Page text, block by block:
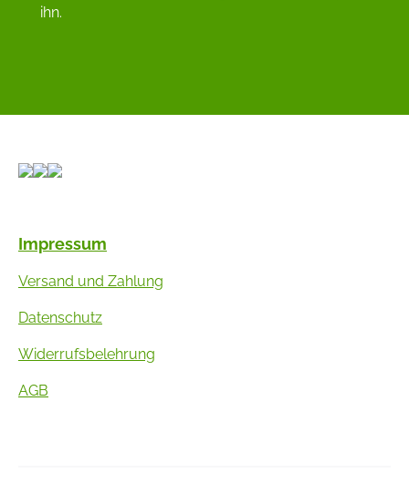
ihn.
Impressum
Versand und Zahlung
Datenschutz
Widerrufsbelehrung
AGB